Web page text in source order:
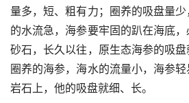
量多，短、粗有力；圈养的吸盘量
的水流急，海参要牢固的趴在海底
砂石，长久以往，原生态海参的吸
圈养的海参，海水的流量小，海参
岩石上，他的吸盘就细、长。